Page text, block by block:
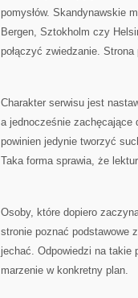
pomysłów. Skandynawskie
Bergen, Sztokholm czy
połączyć zwiedzanie.
Charakter serwisu jest
a jednocześnie zachęcające
powinien jedynie tworzyć
Taka forma sprawia, że
Osoby, które dopiero
stronie poznać podstawowe
jechać. Odpowiedzi na takie
marzenie w konkretny plan.